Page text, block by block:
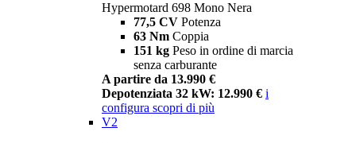
Hypermotard 698 Mono Nera
77,5 CV Potenza
63 Nm Coppia
151 kg Peso in ordine di marcia
senza carburante
A partire da 13.990 €
Depotenziata 32 kW: 12.990 € i
configura scopri di più
V2